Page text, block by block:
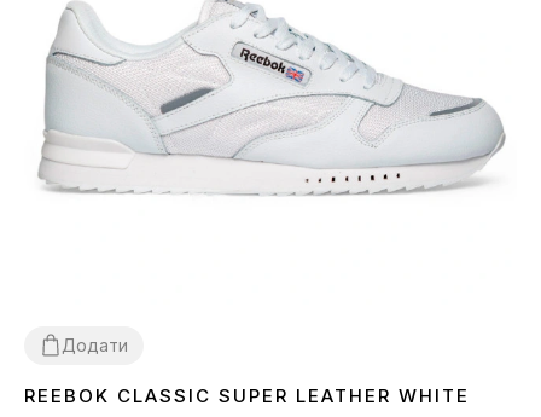
Додати
43 444546
REEBOK CLASSIC SUPER LEATHER WHITE